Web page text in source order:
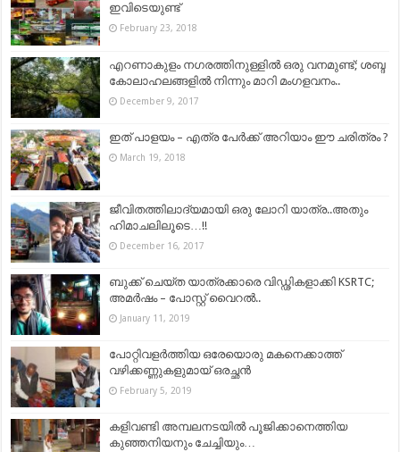
ഇവിടെയുണ്ട്
February 23, 2018
എറണാകുളം നഗരത്തിനുള്ളില്‍ ഒരു വനമുണ്ട്; ശബ്ദ
കോലാഹലങ്ങളിൽ നിന്നും മാറി മംഗളവനം..
December 9, 2017
ഇത് പാളയം – എത്ര പേര്‍ക്ക് അറിയാം ഈ ചരിത്രം ?
March 19, 2018
ജീവിതത്തിലാദ്യമായി ഒരു ലോറി യാത്ര..അതും
ഹിമാചലിലൂടെ…!!
December 16, 2017
ബുക്ക് ചെയ്ത യാത്രക്കാരെ വിഡ്ഢികളാക്കി KSRTC;
അമർഷം – പോസ്റ്റ് വൈറൽ..
January 11, 2019
പോറ്റിവളർത്തിയ ഒരേയൊരു മകനെക്കാത്ത്
വഴിക്കണ്ണുകളുമായ് ഒരച്ഛൻ
February 5, 2019
കളിവണ്ടി അമ്പലനടയില്‍ പൂജിക്കാനെത്തിയ
കുഞ്ഞനിയനും ചേച്ചിയും…